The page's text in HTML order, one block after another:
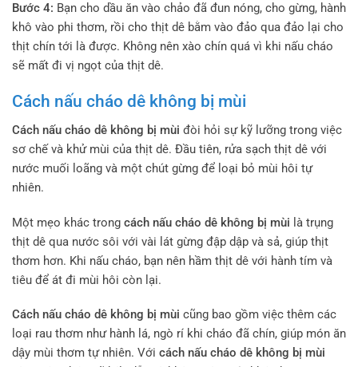
Bước 4: Bạn cho dầu ăn vào chảo đã đun nóng, cho gừng, hành
khô vào phi thơm, rồi cho thịt dê bằm vào đảo qua đảo lại cho
thịt chín tới là được. Không nên xào chín quá vì khi nấu cháo
sẽ mất đi vị ngọt của thịt dê.
Cách nấu cháo dê không bị mùi
Cách nấu cháo dê không bị mùi đòi hỏi sự kỹ lưỡng trong việc
sơ chế và khử mùi của thịt dê. Đầu tiên, rửa sạch thịt dê với
nước muối loãng và một chút gừng để loại bỏ mùi hôi tự
nhiên.
Một mẹo khác trong cách nấu cháo dê không bị mùi là trụng
thịt dê qua nước sôi với vài lát gừng đập dập và sả, giúp thịt
thơm hơn. Khi nấu cháo, bạn nên hầm thịt dê với hành tím và
tiêu để át đi mùi hôi còn lại.
Cách nấu cháo dê không bị mùi cũng bao gồm việc thêm các
loại rau thơm như hành lá, ngò rí khi cháo đã chín, giúp món ăn
dậy mùi thơm tự nhiên. Với cách nấu cháo dê không bị mùi